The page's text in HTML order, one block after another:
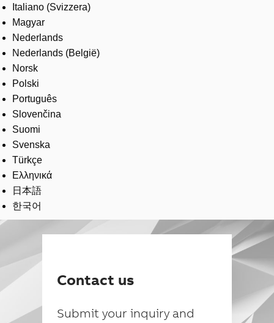
Italiano (Svizzera)
Magyar
Nederlands
Nederlands (België)
Norsk
Polski
Português
Slovenčina
Suomi
Svenska
Türkçe
Ελληνικά
日本語
한국어
Contact us
Submit your inquiry and